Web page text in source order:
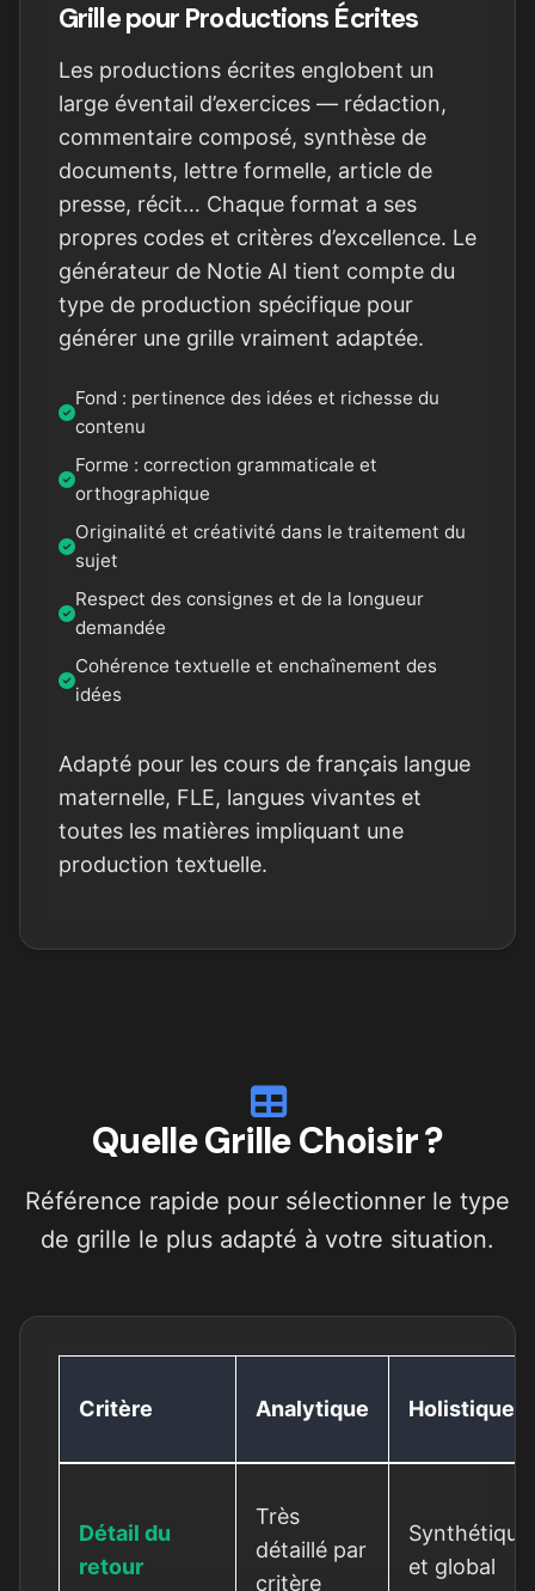
Grille pour Productions Écrites
Les productions écrites englobent un
large éventail d’exercices — rédaction,
commentaire composé, synthèse de
documents, lettre formelle, article de
presse, récit… Chaque format a ses
propres codes et critères d’excellence. Le
générateur de Notie AI tient compte du
type de production spécifique pour
générer une grille vraiment adaptée.
Fond : pertinence des idées et richesse du
contenu
Forme : correction grammaticale et
orthographique
Originalité et créativité dans le traitement du
sujet
Respect des consignes et de la longueur
demandée
Cohérence textuelle et enchaînement des
idées
Adapté pour les cours de français langue
maternelle, FLE, langues vivantes et
toutes les matières impliquant une
production textuelle.
Quelle Grille Choisir ?
Référence rapide pour sélectionner le type
de grille le plus adapté à votre situation.
Critère Analytique Holistique
Détail du
retour
Très
détaillé par
critère
Synthétique
et global